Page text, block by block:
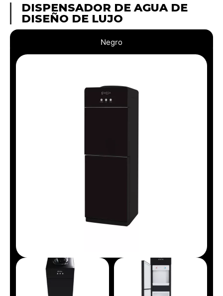
DISPENSADOR DE AGUA DE
DISEÑO DE LUJO
Negro